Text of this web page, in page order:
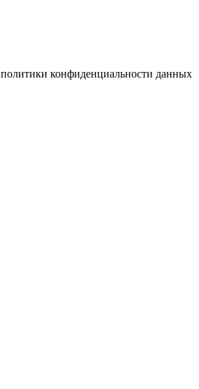
политики конфиденциальности данных